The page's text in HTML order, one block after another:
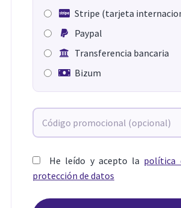
Stripe (tarjeta
Paypal
Transferencia bancaria
Bizum
He leído y acepto la política
protección de datos